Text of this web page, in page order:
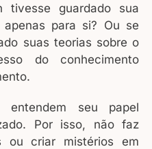
tivesse guardado sua
para si? Ou se
suas teorias sobre o
do conhecimento
entendem seu papel
Por isso, não faz
ou criar mistérios em